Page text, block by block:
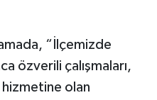
“İlçemizde
özverili çalışmaları,
hizmetine olan